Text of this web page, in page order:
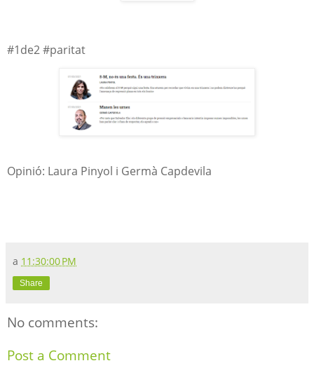
#1de2 #paritat
Opinió: Laura Pinyol i Germà Capdevila
a 11:30:00 PM
Share
No comments:
Post a Comment